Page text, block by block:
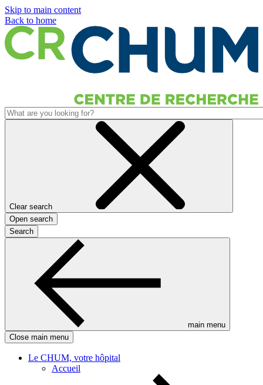
Skip to main content
Back to home
Clear search
Open search
Search
main menu
Close main menu
Le CHUM, votre hôpital
Accueil